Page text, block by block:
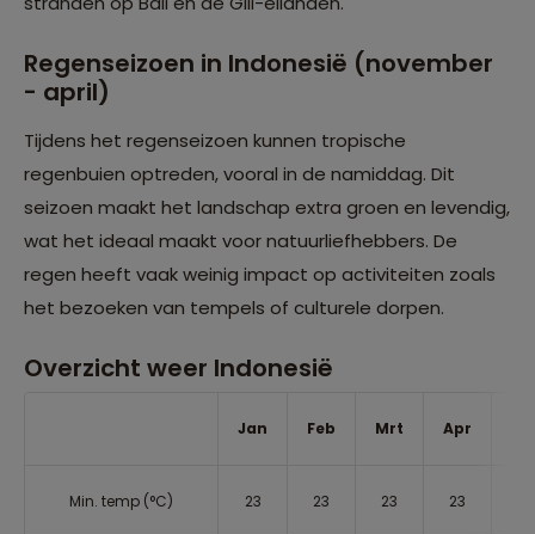
Regenseizoen in Indonesië (november
- april)
Tijdens het regenseizoen kunnen tropische
regenbuien optreden, vooral in de namiddag. Dit
seizoen maakt het landschap extra groen en levendig,
wat het ideaal maakt voor natuurliefhebbers. De
regen heeft vaak weinig impact op activiteiten zoals
het bezoeken van tempels of culturele dorpen.
Overzicht weer Indonesië
Jan Feb Mrt Apr
Min. temp (°C) 23 23 23 23